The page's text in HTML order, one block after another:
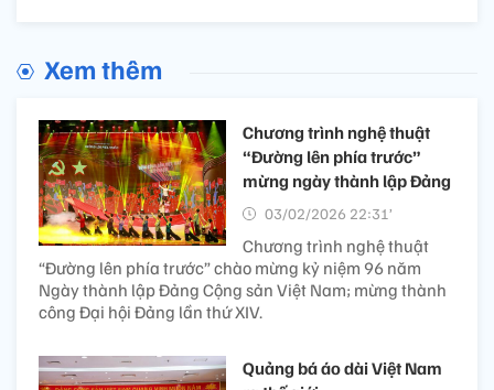
Xem thêm
Chương trình nghệ thuật
“Đường lên phía trước”
mừng ngày thành lập Đảng
03/02/2026 22:31’
Chương trình nghệ thuật
“Đường lên phía trước” chào mừng kỷ niệm 96 năm
Ngày thành lập Đảng Cộng sản Việt Nam; mừng thành
công Đại hội Đảng lần thứ XIV.
Quảng bá áo dài Việt Nam